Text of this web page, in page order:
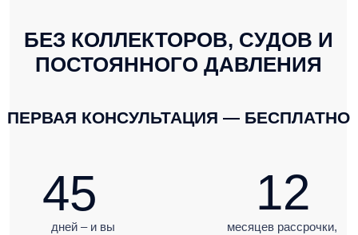
ПЕРВАЯ КОНСУЛЬТАЦИЯ — БЕСПЛАТНО
45 12
гарантия: вернём деньги,